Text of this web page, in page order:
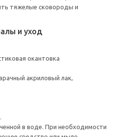
тяжелые сковороды и
и уход
окантовка
акриловый лак,
в воде. При необходимости